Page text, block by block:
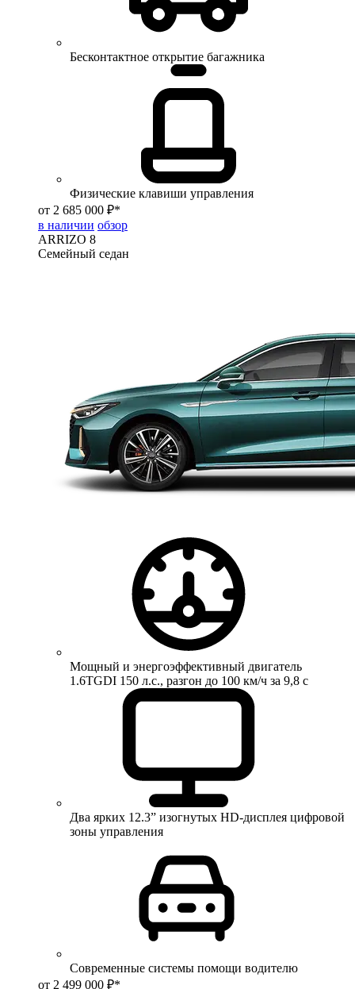
Бесконтактное открытие багажника
Физические клавиши управления
от 2 685 000 ₽*
в наличии обзор
ARRIZO 8
Семейный седан
Мощный и энергоэффективный двигатель
1.6TGDI 150 л.с., разгон до 100 км/ч за 9,8 с
Два ярких 12.3” изогнутых HD-дисплея цифровой
зоны управления
Современные системы помощи водителю
от 2 499 000 ₽*